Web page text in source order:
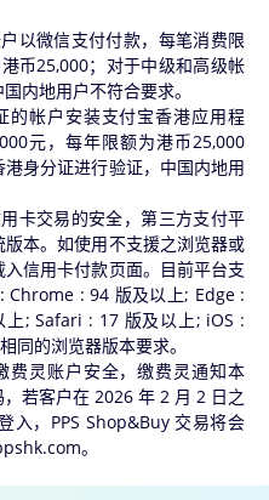
以微信支付付款，每笔消费限
币25,000；对于中级和高级帐
内地用户不符合要求。
的帐户安装支付宝香港应用程
元，每年限额为港币25,000
身分证进行验证，中国内地用
卡交易的安全，第三方支付平
本。如使用不支援之浏览器或
信用卡付款页面。目前平台支
Chrome : 94 版及以上; Edge :
; Safari : 17 版及以上; iOS :
的浏览器版本要求。
费灵账户安全，缴费灵通知本
若客户在 2026 年 2 月 2 日之
入，PPS Shop&Buy 交易将会
。